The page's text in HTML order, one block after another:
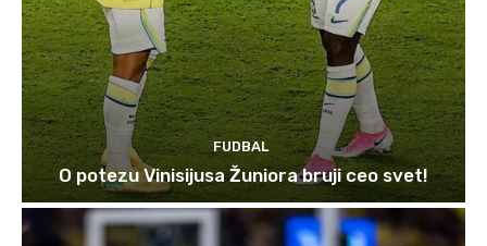
FUDBAL
O potezu Vinisijusa Žuniora bruji ceo svet!